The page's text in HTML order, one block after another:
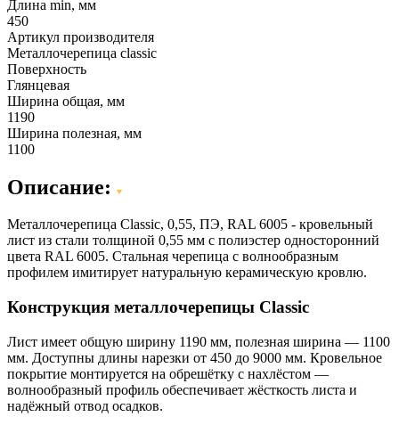
Длина min, мм
450
Артикул производителя
Металлочерепица classic
Поверхность
Глянцевая
Ширина общая, мм
1190
Ширина полезная, мм
1100
Описание:
Металлочерепица Classic, 0,55, ПЭ, RAL 6005 - кровельный
лист из стали толщиной 0,55 мм с полиэстер односторонний
цвета RAL 6005. Стальная черепица с волнообразным
профилем имитирует натуральную керамическую кровлю.
Конструкция металлочерепицы Classic
Лист имеет общую ширину 1190 мм, полезная ширина — 1100
мм. Доступны длины нарезки от 450 до 9000 мм. Кровельное
покрытие монтируется на обрешётку с нахлёстом —
волнообразный профиль обеспечивает жёсткость листа и
надёжный отвод осадков.